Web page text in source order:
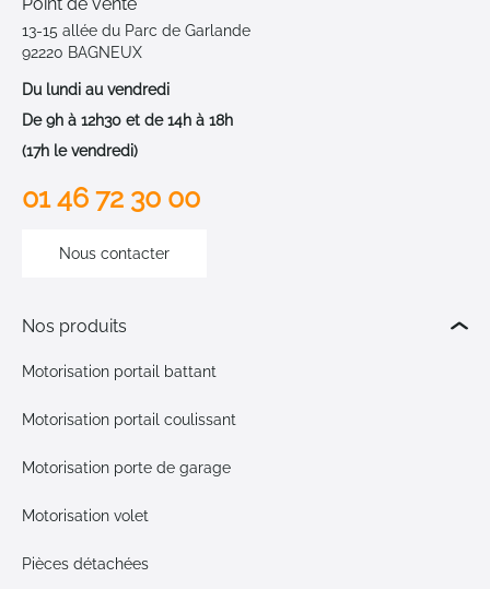
13-15 allée du Parc de Garlande
92220 BAGNEUX
Du lundi au vendredi
De 9h à 12h30 et de 14h à 18h
(17h le vendredi)
01 46 72 30 00
Nous contacter
Nos produits
Motorisation portail battant
Motorisation portail coulissant
Motorisation porte de garage
Motorisation volet
Pièces détachées